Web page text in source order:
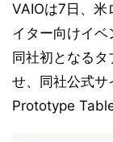
VAIOは7日、米
イター向けイ
同社初となる
せ、同社公式サ
Prototype